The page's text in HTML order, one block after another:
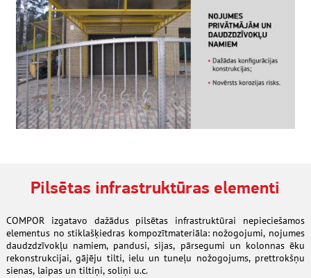
Pilsētas infrastruktūras elementi
COMPOR izgatavo dažādus pilsētas infrastruktūrai nepieciešamos
elementus no stiklašķiedras kompozītmateriāla: nožogojumi, nojumes
daudzdzīvokļu namiem, pandusi, sijas, pārsegumi un kolonnas ēku
rekonstrukcijai, gājēju tilti, ielu un tuneļu nožogojums, prettrokšņu
sienas, laipas un tiltiņi, soliņi u.c.